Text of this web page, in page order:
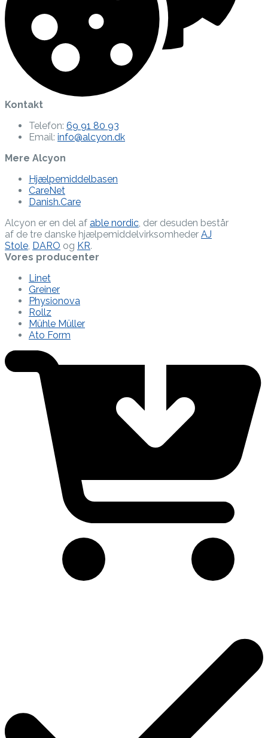
Kontakt
Telefon: 69 91 80 93
Email: info@alcyon.dk
Mere Alcyon
Hjælpemiddelbasen
CareNet
Danish.Care
Alcyon er en del af able nordic, der desuden består
af de tre danske hjælpe­middel­virksomheder AJ
Stole, DARO og KR.
Vores producenter
Linet
Greiner
Physionova
Rollz
Mühle Müller
Ato Form